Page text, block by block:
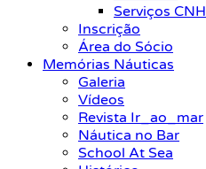
Serviços CNH
Inscrição
Área do Sócio
Memórias Náuticas
Galeria
Vídeos
Revista Ir_ao_mar
Náutica no Bar
School At Sea